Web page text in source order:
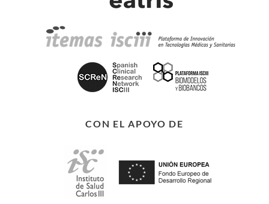
CON EL APOYO DE